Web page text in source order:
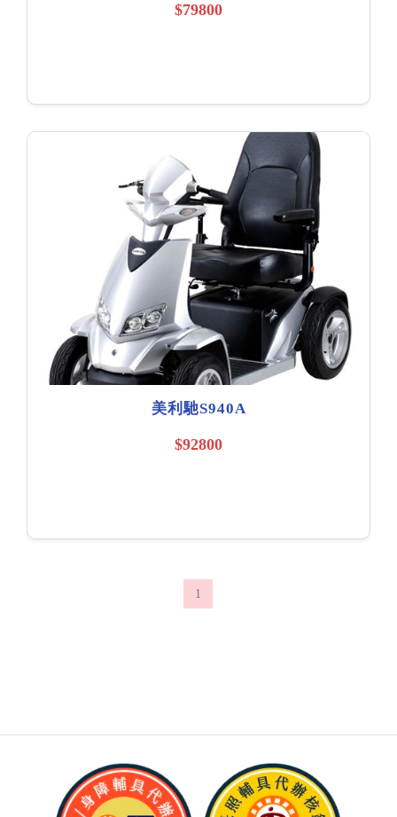
$79800
美利馳S940A
$92800
1